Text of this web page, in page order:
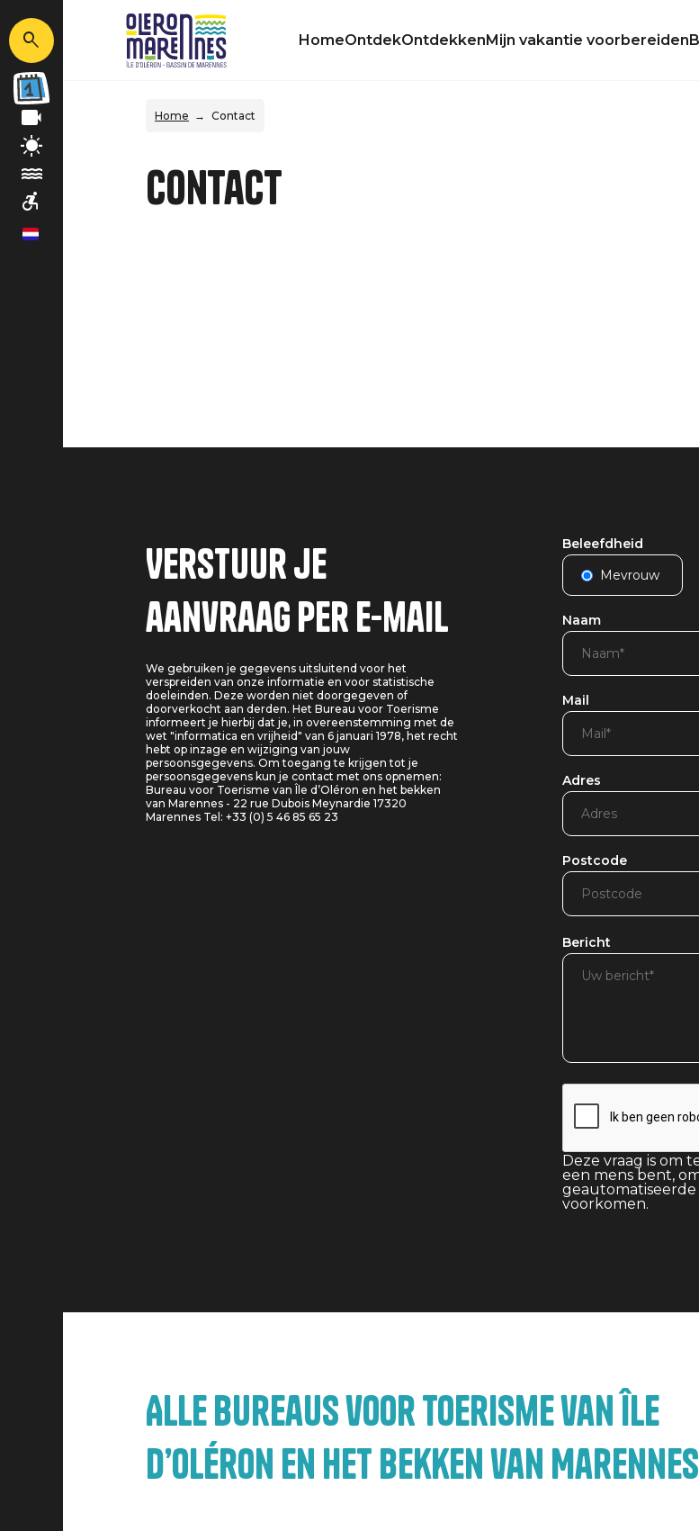
nl
HomeOntdekOntdekkenMijn vakantie voorbereiden
Home Contact
Contact
Verstuur je
aanvraag per e-mail
We gebruiken je gegevens uitsluitend voor het
verspreiden van onze informatie en voor statistische
doeleinden. Deze worden niet doorgegeven of
doorverkocht aan derden. Het Bureau voor Toerisme
informeert je hierbij dat je, in overeenstemming met de
wet "informatica en vrijheid" van 6 januari 1978, het recht
hebt op inzage en wijziging van jouw
persoonsgegevens. Om toegang te krijgen tot je
persoonsgegevens kun je contact met ons opnemen:
Bureau voor Toerisme van Île d’Oléron en het bekken
van Marennes - 22 rue Dubois Meynardie 17320
Marennes Tel: +33 (0) 5 46 85 65 23
Beleefdheid
Mevrouw
Naam
Mail
Adres
Postcode
Bericht
Deze vraag is om
een mens bent,
geautomatiseerde
voorkomen.
Alle bureaus voor toerisme van Île
d’Oléron en het bekken van Marennes